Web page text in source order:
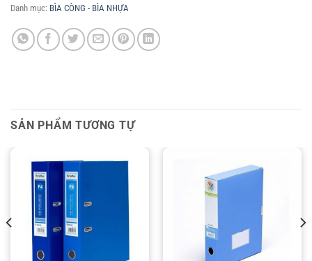
Danh mục: BÌA CÒNG - BÌA NHỰA
SẢN PHẨM TƯƠNG TỰ